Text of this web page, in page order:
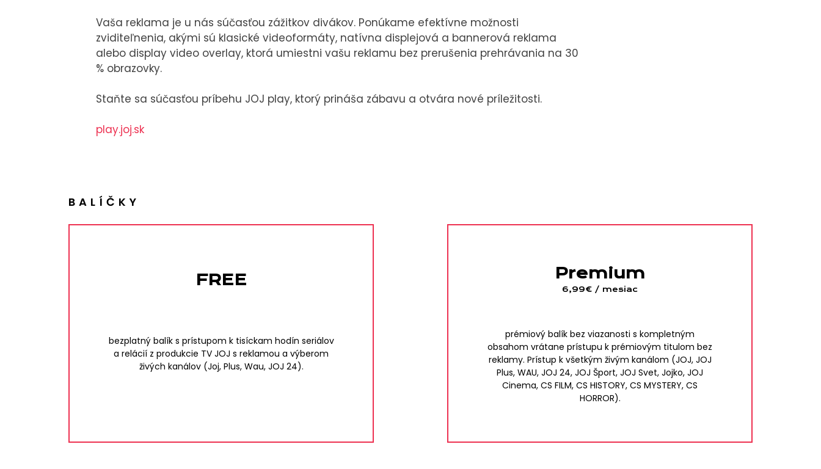
Vaša reklama je u nás súčasťou zážitkov divákov. Ponúkame efektívne možnosti
zviditeľnenia, akými sú klasické videoformáty, natívna displejová a bannerová reklama
alebo display video overlay, ktorá umiestni vašu reklamu bez prerušenia prehrávania na 30
% obrazovky.
Staňte sa súčasťou príbehu JOJ play, ktorý prináša zábavu a otvára nové príležitosti.
play.joj.sk
BALÍČKY
FREE
bezplatný balík s prístupom k tisíckam hodín seriálov
a relácií z produkcie TV JOJ s reklamou a výberom
živých kanálov (Joj, Plus, Wau, JOJ 24).
Premium
6,99€ / mesiac
prémiový balík bez viazanosti s kompletným
obsahom vrátane prístupu k prémiovým titulom bez
reklamy. Prístup k všetkým živým kanálom (JOJ, JOJ
Plus, WAU, JOJ 24, JOJ Šport, JOJ Svet, Jojko, JOJ
Cinema, CS FILM, CS HISTORY, CS MYSTERY, CS
HORROR).